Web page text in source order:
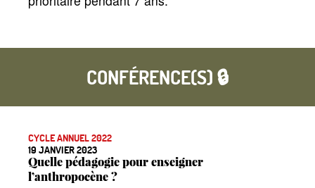
CONFÉRENCE(S) 🔒
CYCLE ANNUEL 2022
19 JANVIER 2023
Quelle pédagogie pour enseigner
l’anthropocène?